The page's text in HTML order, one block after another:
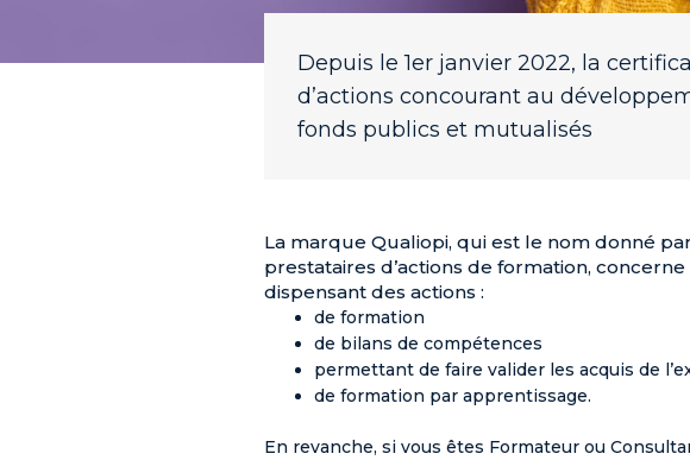
Depuis le 1er janvier 2022, la
d’actions concourant au
fonds publics et mutualisés
La marque Qualiopi, qui est le nom donné
prestataires d’actions de formation,
dispensant des actions :
de formation
de bilans de compétences
permettant de faire valider les acquis de
de formation par apprentissage.
En revanche, si vous êtes Formateur ou